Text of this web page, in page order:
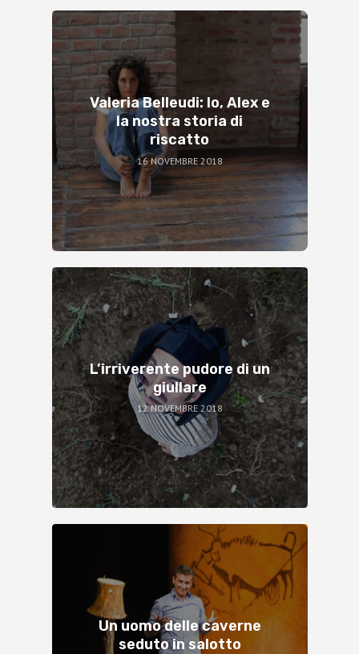
Valeria Belleudi: Io, Alex e
la nostra storia di
riscatto
16 NOVEMBRE 2018
L’irriverente pudore di un
giullare
12 NOVEMBRE 2018
Un uomo delle caverne
seduto in salotto